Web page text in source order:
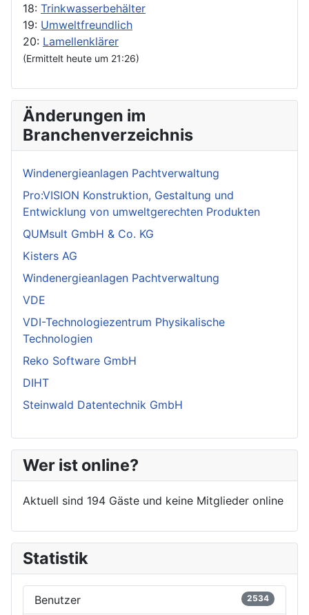
18: Trinkwasserbehälter
19: Umweltfreundlich
20: Lamellenklärer
(Ermittelt heute um 21:26)
Änderungen im
Branchenverzeichnis
Windenergieanlagen Pachtverwaltung
Pro:VISION Konstruktion, Gestaltung und
Entwicklung von umweltgerechten Produkten
QUMsult GmbH & Co. KG
Kisters AG
Windenergieanlagen Pachtverwaltung
VDE
VDI-Technologiezentrum Physikalische
Technologien
Reko Software GmbH
DIHT
Steinwald Datentechnik GmbH
Wer ist online?
Aktuell sind 194 Gäste und keine Mitglieder online
Statistik
Benutzer 2534